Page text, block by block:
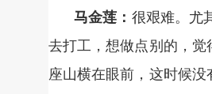
马金莲： 很艰难。尤
去打工，想做点别的，
座山横在眼前，这时候